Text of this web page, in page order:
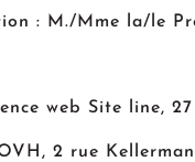
: M./Mme la/le
web Site line,
2 rue